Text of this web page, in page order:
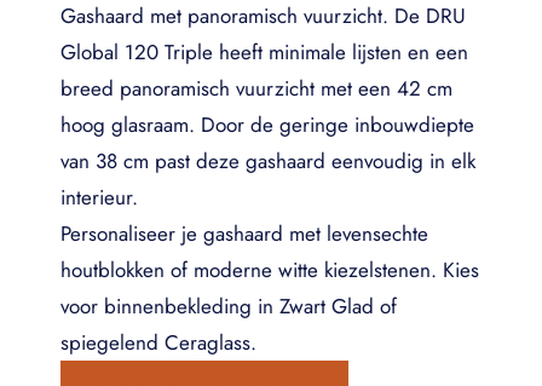
Gashaard met panoramisch vuurzicht. De DRU
Global 120 Triple heeft minimale lijsten en een
breed panoramisch vuurzicht met een 42 cm
hoog glasraam. Door de geringe inbouwdiepte
van 38 cm past deze gashaard eenvoudig in elk
interieur.
Personaliseer je gashaard met levensechte
houtblokken of moderne witte kiezelstenen. Kies
voor binnenbekleding in Zwart Glad of
spiegelend Ceraglass.